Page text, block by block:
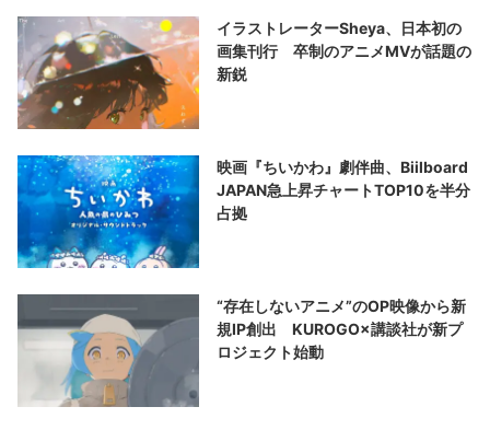
イラストレーターSheya、日本初の
画集刊行 卒制のアニメMVが話題の
新鋭
映画『ちいかわ』劇伴曲、Biilboard
JAPAN急上昇チャートTOP10を半分
占拠
“存在しないアニメ”のOP映像から新
規IP創出 KUROGO×講談社が新プ
ロジェクト始動